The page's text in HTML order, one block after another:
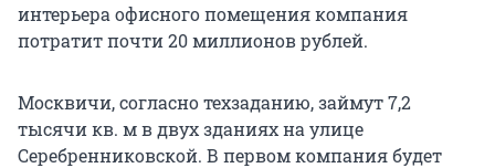
интерьера офисного помещения компания
потратит почти 20 миллионов рублей.
Москвичи, согласно техзаданию, займут 7,2
тысячи кв. м в двух зданиях на улице
Серебренниковской. В первом компания будет